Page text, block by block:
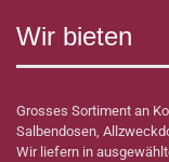
Wir bieten
Grosses Sortiment an
Salbendosen,
Wir liefern in